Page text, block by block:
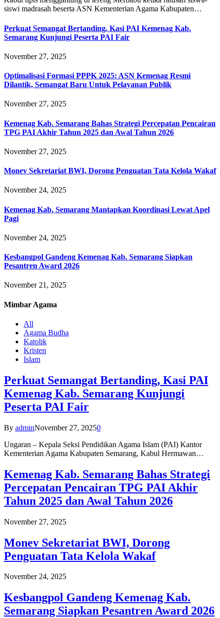
siswi madrasah beserta ASN Kementerian Agama Kabupaten…
Perkuat Semangat Bertanding, Kasi PAI Kemenag Kab.
Semarang Kunjungi Peserta PAI Fair
November 27, 2025
Optimalisasi Formasi PPPK 2025: ASN Kemenag Resmi
Dilantik, Semangat Baru Untuk Pelayanan Publik
November 27, 2025
Kemenag Kab. Semarang Bahas Strategi Percepatan Pencairan
TPG PAI Akhir Tahun 2025 dan Awal Tahun 2026
November 27, 2025
Monev Sekretariat BWI, Dorong Penguatan Tata Kelola Wakaf
November 24, 2025
Kemenag Kab. Semarang Mantapkan Koordinasi Lewat Apel
Pagi
November 24, 2025
Kesbangpol Gandeng Kemenag Kab. Semarang Siapkan
Pesantren Award 2026
November 21, 2025
Mimbar Agama
All
Agama Budha
Katolik
Kristen
Islam
Perkuat Semangat Bertanding, Kasi PAI
Kemenag Kab. Semarang Kunjungi
Peserta PAI Fair
By adminNovember 27, 20250
Ungaran – Kepala Seksi Pendidikan Agama Islam (PAI) Kantor
Kementerian Agama Kabupaten Semarang, Kabul Hermawan…
Kemenag Kab. Semarang Bahas Strategi
Percepatan Pencairan TPG PAI Akhir
Tahun 2025 dan Awal Tahun 2026
November 27, 2025
Monev Sekretariat BWI, Dorong
Penguatan Tata Kelola Wakaf
November 24, 2025
Kesbangpol Gandeng Kemenag Kab.
Semarang Siapkan Pesantren Award 2026